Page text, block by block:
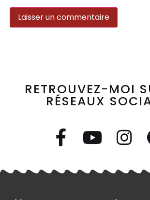
RETROUVEZ-MOI
RÉSEAUX